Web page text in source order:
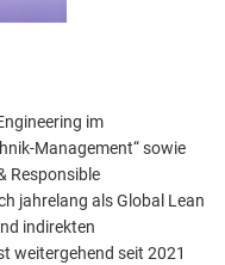
im
Management“ sowie
Responsible
jahrelang als Global Lean
indirekten
weitergehend seit 2021